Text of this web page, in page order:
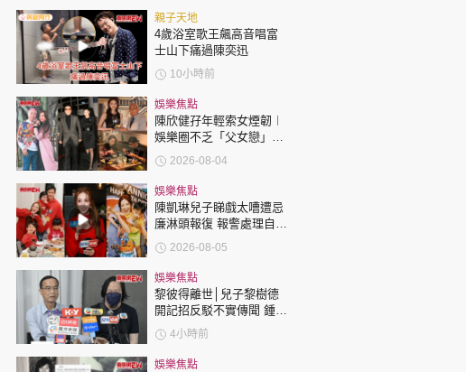
時政財經
健康生活
飲食旅遊
星島環球 The Standard 親子王
版權所有 . 不得轉載 ©Eastweek.com.hk. All rights reserved.
親子天地
4歲浴室歌王飆高音唱富
士山下痛過陳奕迅
10小時前
娛樂焦點
陳欣健孖年輕索女煙韌︱
娛樂圈不乏「父女戀」
「爺孫戀」 年齡差距最大
達51歲 最受矚目有李龍
基謝賢
2026-08-04
娛樂焦點
陳凱琳兒子睇戲太嘈遭忌
廉淋頭報復 報警處理自責
護子不力 歐錦棠陳倩揚齊
表態「媽媽有責任」
2026-08-05
娛樂焦點
黎彼得離世│兒子黎樹德
開記招反駁不實傳聞 鍾志
光代好友澄清：冇經濟問
題
4小時前
娛樂焦點